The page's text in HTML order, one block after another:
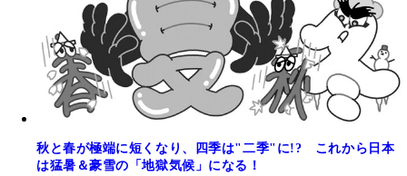
秋と春が極端に短くなり、四季は"二季"に!? これから日本
は猛暑＆豪雪の「地獄気候」になる！